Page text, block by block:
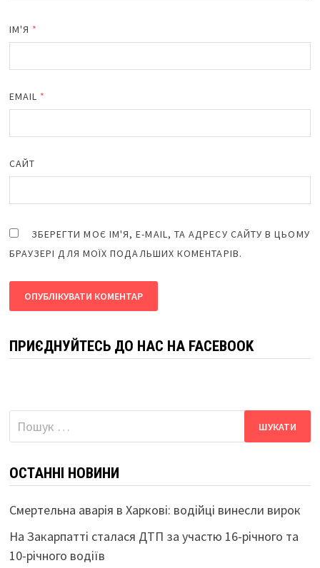
ІМ'Я *
EMAIL *
САЙТ
ЗБЕРЕГТИ МОЄ ІМ'Я, E-MAIL, ТА АДРЕСУ САЙТУ В ЦЬОМУ
БРАУЗЕРІ ДЛЯ МОЇХ ПОДАЛЬШИХ КОМЕНТАРІВ.
ПРИЄДНУЙТЕСЬ ДО НАС НА FACEBOOK
Пошук:
ОСТАННІ НОВИНИ
Смертельна аварія в Харкові: водійці винесли вирок
На Закарпатті сталася ДТП за участю 16-річного та
10-річного водіїв